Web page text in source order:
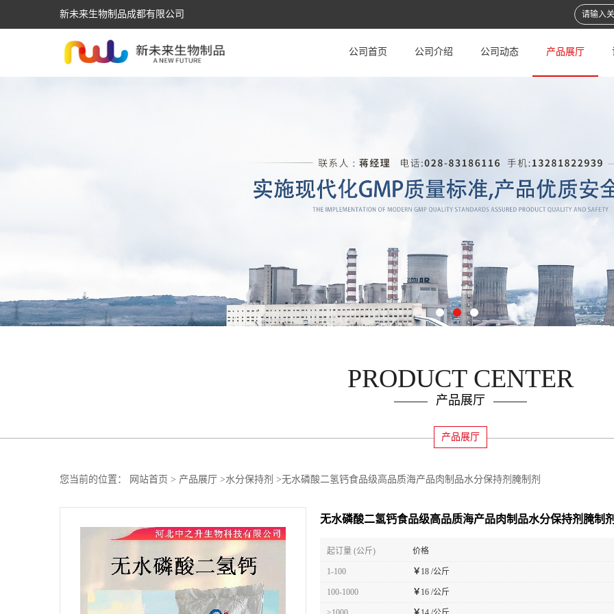
新未来生物制品成都有限公司
公司首页 公司介绍 公司动态 产品展厅
PRODUCT CENTER
产品展厅
产品展厅
您当前的位置： 网站首页 > 产品展厅 >水分保持剂 >无水磷酸二氢钙食品级高品质海产品肉制品水分保持剂腌制剂
无水磷酸二氢钙食品级高品质海产品肉制品水分保持剂腌制
起订量 (公斤) 价格
1-100 ￥ 18 /公斤
100-1000 ￥ 16 /公斤